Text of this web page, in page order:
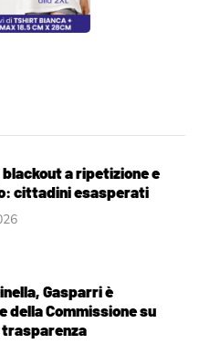
a ripetizione e
cittadini esasperati
Gasparri è
della Commissione su